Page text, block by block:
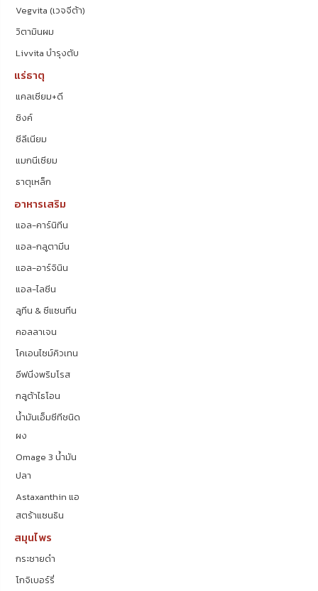
Vegvita (เวจจีต้า)
วิตามินผม
Livvita บำรุงตับ
แร่ธาตุ
แคลเซียม+ดี
ซิงค์
ซีลีเนียม
แมกนีเซียม
ธาตุเหล็ก
อาหารเสริม
แอล-คาร์นิทีน
แอล-กลูตามีน
แอล-อาร์จินิน
แอล-ไลซีน
ลูทีน & ซีแซนทีน
คอลลาเจน
โคเอนไซม์คิวเทน
อีฟนิ่งพริมโรส
กลูต้าไธโอน
น้ำมันเอ็มซีทีชนิด
ผง
Omage 3 น้ำมัน
ปลา
Astaxanthin แอ
สตร้าแซนธิน
สมุนไพร
กระชายดำ
โกจิเบอร์รี่